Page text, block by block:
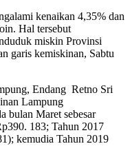
kenaikan 4,35% dan
Hal tersebut
miskin Provinsi
garis kemiskinan, Sabtu
Endang Retno Sri
Lampung
bulan Maret sebesar
183; Tahun 2017
kemudia Tahun 2019